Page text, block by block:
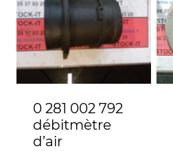
0 281 002 792
débitmètre
d’air